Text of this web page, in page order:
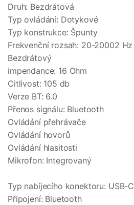
Druh: Bezdrátová
Typ ovládání: Dotykové
Typ konstrukce: Špunty
Frekvenční rozsah: 20-20002 Hz
Bezdrátový
impendance: 16 Ohm
Citlivost: 105 db
Verze BT: 6.0
Přenos signálu: Bluetooth
Ovládání přehrávače
Ovládání hovorů
Ovládání hlasitosti
Mikrofon: Integrovaný
Typ nabíjecího konektoru: USB-C
Připojení: Bluetooth